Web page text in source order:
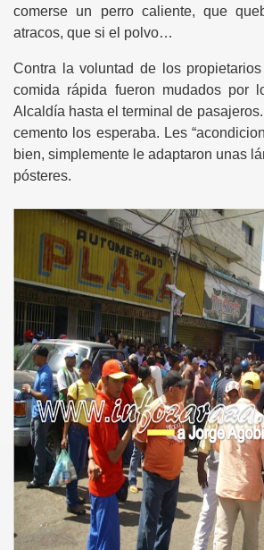
comerse un perro caliente, que
atracos, que si el polvo…
Contra la voluntad de los
comida rápida fueron mudados por
Alcaldía hasta el terminal de
cemento los esperaba. Les
bien, simplemente le adaptaron unas
pósteres.